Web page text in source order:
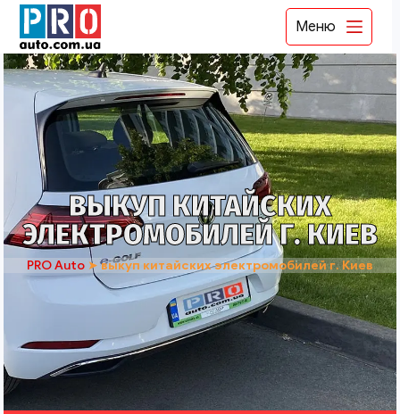
Меню
ВЫКУП КИТАЙСКИХ
ЭЛЕКТРОМОБИЛЕЙ Г. КИЕВ
PRO Auto ➤выкуп китайских электромобилей г. Киев